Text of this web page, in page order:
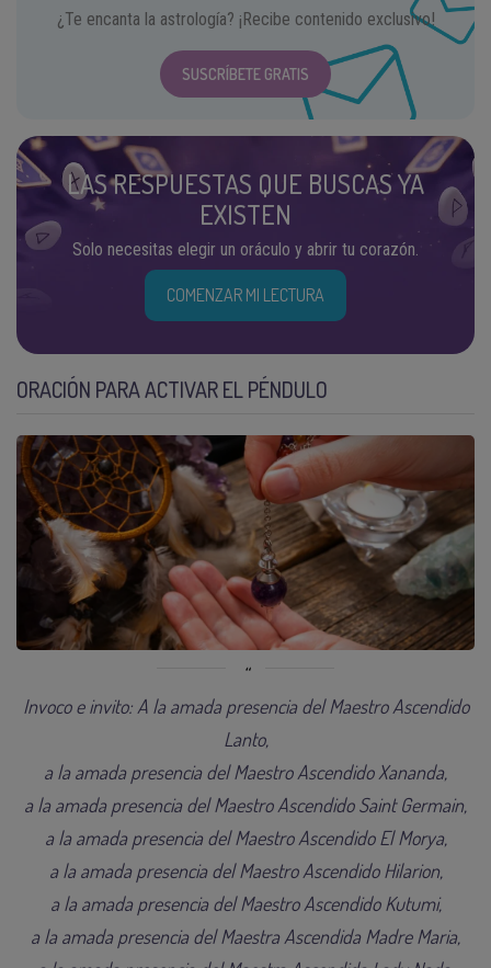
¿Te encanta la astrología? ¡Recibe contenido exclusivo!
SUSCRÍBETE GRATIS
LAS RESPUESTAS QUE BUSCAS YA
EXISTEN
Solo necesitas elegir un oráculo y abrir tu corazón.
COMENZAR MI LECTURA
ORACIÓN PARA ACTIVAR EL PÉNDULO
Invoco e invito: A la amada presencia del Maestro Ascendido
Lanto,
a la amada presencia del Maestro Ascendido Xananda,
a la amada presencia del Maestro Ascendido Saint Germain,
a la amada presencia del Maestro Ascendido El Morya,
a la amada presencia del Maestro Ascendido Hilarion,
a la amada presencia del Maestro Ascendido Kutumi,
a la amada presencia del Maestra Ascendida Madre Maria,